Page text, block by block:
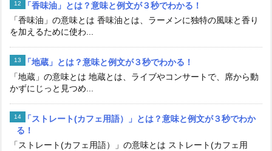
「香味油」とは？意味と例文が３秒でわかる！
「香味油」の意味とは 香味油とは、ラーメンに独特の風味と香り
を加えるために使わ...
「地蔵」とは？意味と例文が３秒でわかる！
「地蔵」の意味とは 地蔵とは、ライブやコンサートで、席から動
かずにじっと見つめ...
「ストレート(カフェ用語）」とは？意味と例文が３秒でわか
る！
「ストレート(カフェ用語）」の意味とは ストレート(カフェ用